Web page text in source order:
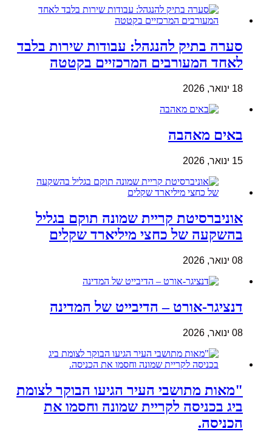
סערה בתיק להנגהל: עבודות שירות בלבד
לאחד המעורבים המרכזיים בקטטה
18 ינואר, 2026
באים מאהבה
15 ינואר, 2026
אוניברסיטת קריית שמונה תוקם בגליל
בהשקעה של כחצי מיליארד שקלים
08 ינואר, 2026
דנציגר-אורט – הדיבייט של המדינה
08 ינואר, 2026
"מאות מתושבי העיר הגיעו הבוקר לצומת
ביג בכניסה לקריית שמונה וחסמו את
הכניסה.